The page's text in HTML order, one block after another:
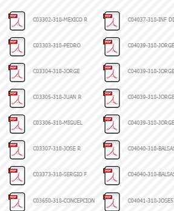
C03302-318-MEXICO R
C03303-318-PEDRO
C03304-318-JORGE
C03305-318-JUAN R
C03306-318-MIGUEL
C03307-318-JOSE R
C03373-318-SERGIO F
C03650-318-CONCEPCION
C04037-318-INF
C04039-318-
C04039-318-
C04039-318-
C04039-318-
C04040-318-
C04040-318-
C04041-318-